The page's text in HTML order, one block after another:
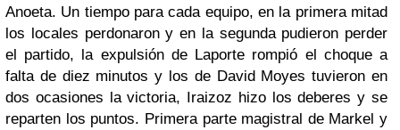
Anoeta. Un tiempo para cada equipo, en la primera mitad
los locales perdonaron y en la segunda pudieron perder
el partido, la expulsión de Laporte rompió el choque a
falta de diez minutos y los de David Moyes tuvieron en
dos ocasiones la victoria, Iraizoz hizo los deberes y se
reparten los puntos. Primera parte magistral de Markel y